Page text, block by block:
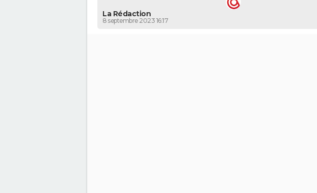
La Rédaction
8 septembre 2023 16:17